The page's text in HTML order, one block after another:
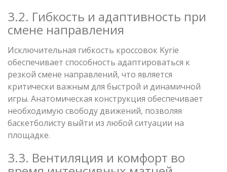
3.2. Гибкость и адаптивность при
смене направления
Исключительная гибкость кроссовок Kyrie
обеспечивает способность адаптироваться к
резкой смене направлений, что является
критически важным для быстрой и динамичной
игры. Анатомическая конструкция обеспечивает
необходимую свободу движений, позволяя
баскетболисту выйти из любой ситуации на
площадке.
3.3. Вентиляция и комфорт во